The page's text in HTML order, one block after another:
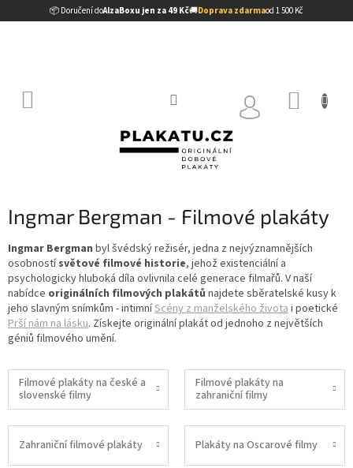
📦 Doručení doAlzaBoxu jen za 49 Kč🚚Doprava zdarmaod 1 500 Kč
na
Ingmar Bergman - Filmové plakáty
Ingmar Bergman byl švédský režisér, jedna z nejvýznamnějších
osobnostísvětové filmové historie, jehož existenciální a
psychologicky hluboká díla ovlivnila celé generace filmařů. V naší
nabídce originálních filmových plakátů najdete sběratelské kusy k
jeho slavným snímkům - intimníScény z manželského života i poetické
Prší nám na lásku. Získejte originální plakát od jednoho z největších
géniů filmového umění.
Filmové plakáty na české a
slovenské filmy
Filmové plakáty na
zahraniční filmy
Zahraniční filmové plakáty Plakáty na Oscarové filmy